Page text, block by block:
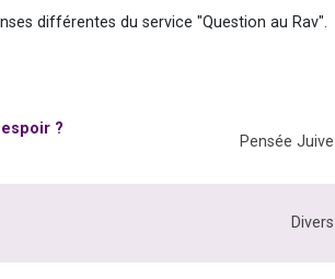
différentes du service "Question au Rav".
?
Pensée Juive
Divers